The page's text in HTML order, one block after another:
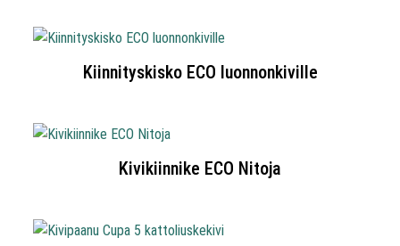
Kiinnityskisko ECO luonnonkiville
Kivikiinnike ECO Nitoja